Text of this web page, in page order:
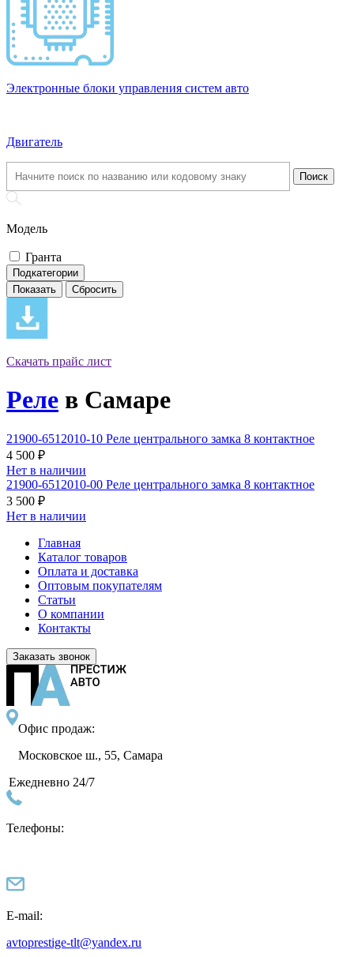
Электронные блоки управления систем авто
Двигатель
Модель
Гранта
Подкатегории
Скачать прайс лист
Реле в Самаре
21900-6512010-10 Реле центрального замка 8 контактное
4 500 ₽
Нет в наличии
21900-6512010-00 Реле центрального замка 8 контактное
3 500 ₽
Нет в наличии
Главная
Каталог товаров
Оплата и доставка
Оптовым покупателям
Статьи
О компании
Контакты
Заказать звонок
Офис продаж:
Московское ш., 55, Самара
Ежедневно 24/7
Телефоны:
E-mail:
avtoprestige-tlt@yandex.ru